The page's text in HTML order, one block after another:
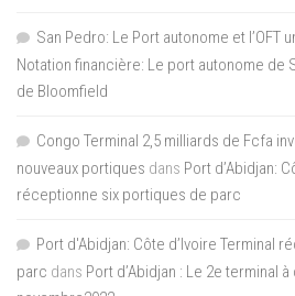
San Pedro: Le Port autonome et l’OFT
Notation financière: Le port autonome de
de Bloomfield
Congo Terminal 2,5 milliards de Fcfa
nouveaux portiques dans Port d’Abidjan:
réceptionne six portiques de parc
Port d'Abidjan: Côte d’Ivoire Terminal
parc dans Port d’Abidjan : Le 2e terminal